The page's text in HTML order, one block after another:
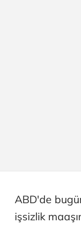
ABD'de
işsizlik